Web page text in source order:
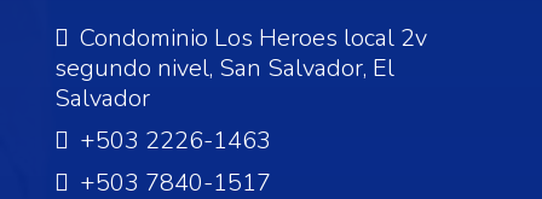
Condominio Los Heroes local 2v
segundo nivel, San Salvador, El
Salvador
+503 2226-1463
+503 7840-1517